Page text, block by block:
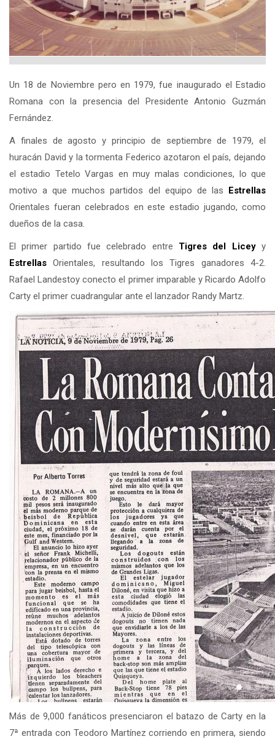
Un 18 de Noviembre pero en 1979, fue inaugurado el Estadio
Romana con la presencia del Presidente Antonio Guzmán
Fernández.
A finales de agosto y principio de septiembre de 1979, el
huracán David y la tormenta Federico azotaron el país, dejando
el estadio Tetelo Vargas en muy malas condiciones, lo que
motivo a que muchos partidos del equipo de las Estrellas
Orientales fueran celebrados en este estadio jugando, como
dueños de la casa.
El primer partido fue celebrado entre Tigres del Liceyy
Estrellas Orientales, resultando los Tigres ganadores 4-2.
Rafael Landestoy conecto el primer imparable y Ricardo Adolfo
Carty el primer cuadrangular ante el lanzador Randy Martz.
Más de 9,000 fanáticos presenciaron el batazo de Carty en la
7ª entrada con Teodoro Martínez corriendo en primera, siendo